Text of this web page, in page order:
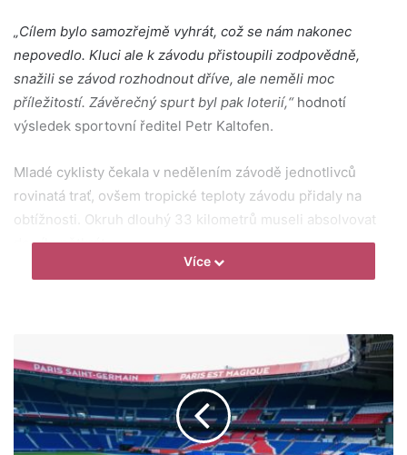
„Cílem bylo samozřejmě vyhrát, což se nám nakonec
nepovedlo. Kluci ale k závodu přistoupili zodpovědně,
snažili se závod rozhodnout dříve, ale neměli moc
příležitostí. Závěrečný spurt byl pak loterií,“hodnotí
výsledek sportovní ředitel Petr Kaltofen.
Mladé cyklisty čekala v nedělením závodě jednotlivců
rovinatá trať, ovšem tropické teploty závodu přidaly na
obtížnosti. Okruh dlouhý 33 kilometrů museli absolvovat
do cíle pětkrát.
nikomu nepodařilo pelotonu ujet, a tak se o medailích
rozhodovalo až v závěrečném spurtu, kdy byl
nejšťastnějším Daniel Bobor (Tufo Pardus Prostějov).
Tomáš Bárta dojel i díky kvalitní týmové práci v závěru na
druhém místě.
Více